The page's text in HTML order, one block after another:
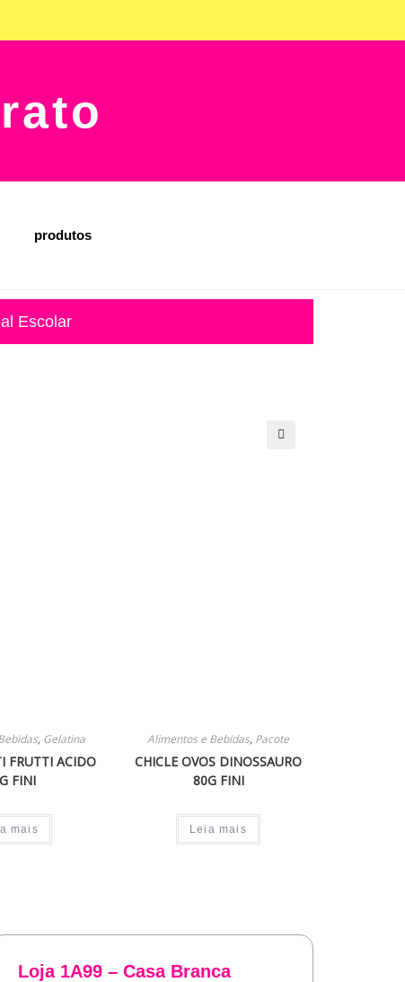
produtos
Escolar
, Gelatina
FRUTTI ACIDO
FINI
mais
Alimentos e Bebidas, Pacote
CHICLE OVOS DINOSSAURO
80G FINI
Leia mais
Loja 1A99 – Casa Branca